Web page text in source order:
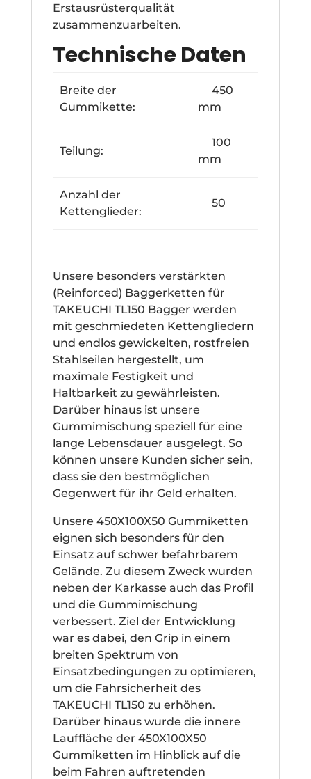
Erstausrüsterqualität
zusammenzuarbeiten.
Technische Daten
Breite der
Gummikette:
450
mm
Teilung:
100
mm
Anzahl der
Kettenglieder:
50
Unsere besonders verstärkten
(Reinforced) Baggerketten für
TAKEUCHI TL150 Bagger werden
mit geschmiedeten Kettengliedern
und endlos gewickelten, rostfreien
Stahlseilen hergestellt, um
maximale Festigkeit und
Haltbarkeit zu gewährleisten.
Darüber hinaus ist unsere
Gummimischung speziell für eine
lange Lebensdauer ausgelegt. So
können unsere Kunden sicher sein,
dass sie den bestmöglichen
Gegenwert für ihr Geld erhalten.
Unsere 450X100X50 Gummiketten
eignen sich besonders für den
Einsatz auf schwer befahrbarem
Gelände. Zu diesem Zweck wurden
neben der Karkasse auch das Profil
und die Gummimischung
verbessert. Ziel der Entwicklung
war es dabei, den Grip in einem
breiten Spektrum von
Einsatzbedingungen zu optimieren,
um die Fahrsicherheit des
TAKEUCHI TL150 zu erhöhen.
Darüber hinaus wurde die innere
Lauffläche der 450X100X50
Gummiketten im Hinblick auf die
beim Fahren auftretenden